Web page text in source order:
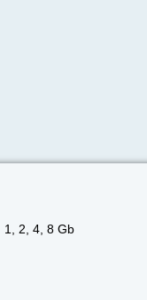
1, 2, 4, 8 Gb